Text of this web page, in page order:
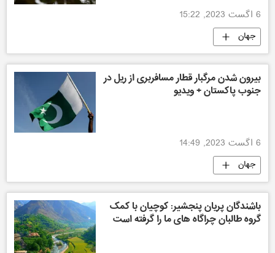
6 اگست 2023, 15:22
جهان
بیرون شدن مرگبار قطار مسافربری از ریل در
جنوب پاکستان + ویدیو
6 اگست 2023, 14:49
جهان
باشندگان پریان پنجشیر: کوچیان با کمک
گروه طالبان چراگاه های ما را گرفته است